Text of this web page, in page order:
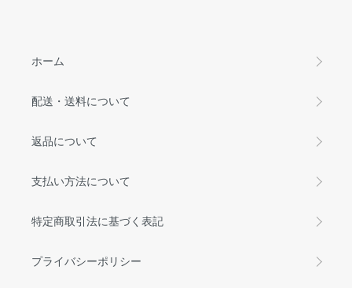
ホーム
配送・送料について
返品について
支払い方法について
特定商取引法に基づく表記
プライバシーポリシー